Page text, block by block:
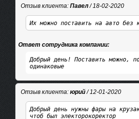
Отзыв клиента: Павел/ 18-02-2020
Их можно поставить на авто без
Ответ сотрудника компании:
Добрый день! Поставить можно,
одинаковые
Отзыв клиента: юрий/ 12-01-2020
Добрый день нужны фары на
чтоб был электорокоректор